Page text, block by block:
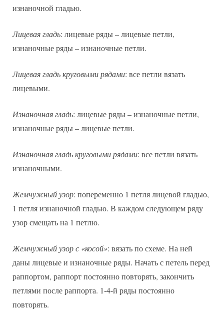
изнаночной гладью.
Лицевая гладь: лицевые ряды – лицевые петли,
изнаночные ряды – изнаночные петли.
Лицевая гладь круговыми рядами: все петли вязать
лицевыми.
Изнаночная гладь: лицевые ряды – изнаночные петли,
изнаночные ряды – лицевые петли.
Изнаночная гладь круговыми рядами: все петли вязать
изнаночными.
Жемчужный узор: попеременно 1 петля лицевой гладью,
1 петля изнаночной гладью. В каждом следующем ряду
узор смещать на 1 петлю.
Жемчужный узор с «косой»: вязать по схеме. На ней
даны лицевые и изнаночные ряды. Начать с петель перед
раппортом, раппорт постоянно повторять, закончить
петлями после раппорта. 1-4-й ряды постоянно
повторять.